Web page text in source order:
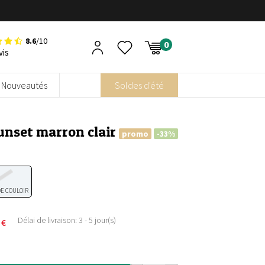
8.6/10
Nouveautés Soldes d'été
marron clair promo -33%
COULOIR
€ Délai de livraison: 3 - 5 jour(s)